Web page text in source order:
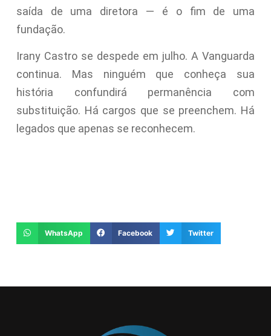
saída de uma diretora — é o fim de uma
fundação.
Irany Castro se despede em julho. A Vanguarda
continua. Mas ninguém que conheça sua
história confundirá permanência com
substituição. Há cargos que se preenchem. Há
legados que apenas se reconhecem.
WhatsApp Facebook Twitter